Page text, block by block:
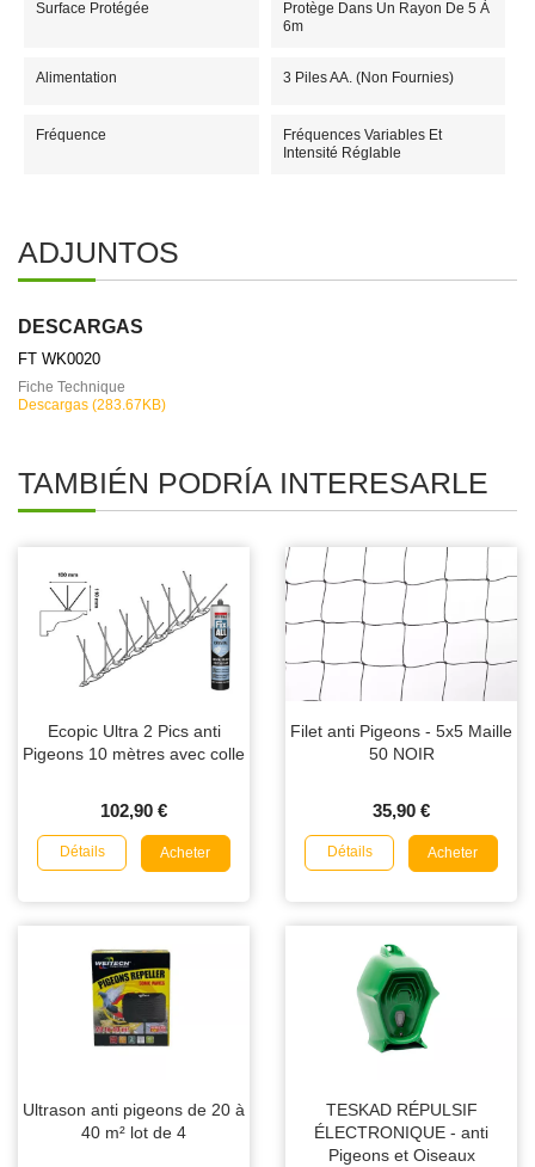
Surface Protégée
Protège Dans Un Rayon De 5 À
6m
Alimentation 3 Piles AA. (non Fournies)
Fréquence
Fréquences Variables Et
Intensité Réglable
ADJUNTOS
DESCARGAS
FT WK0020
Fiche Technique
Descargas (283.67KB)
TAMBIÉN PODRÍA INTERESARLE
Ecopic Ultra 2 Pics anti
Pigeons 10 mètres avec colle
102,90 €
Détails Acheter
Filet anti Pigeons - 5x5 Maille
50 NOIR
35,90 €
Détails Acheter
Ultrason anti pigeons de 20 à
40 m² lot de 4
TESKAD RÉPULSIF
ÉLECTRONIQUE - anti
Pigeons et Oiseaux